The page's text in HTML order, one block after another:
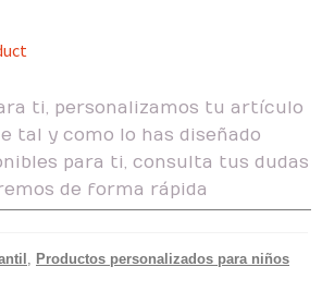
ti, personalizamos tu artículo
tal y como lo has diseñado
para ti, consulta tus dudas
de forma rápida
Productos personalizados para niños